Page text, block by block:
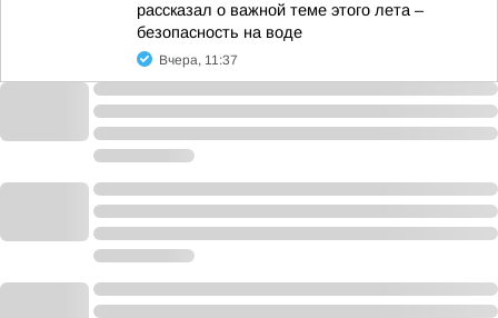
рассказал о важной теме этого лета –
безопасность на воде
Вчера, 11:37